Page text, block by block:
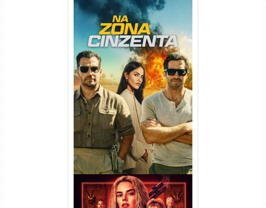
Na Zona Cinzenta Torrent
(2026) WEB-DL 1080p/4K
Dual Áudio